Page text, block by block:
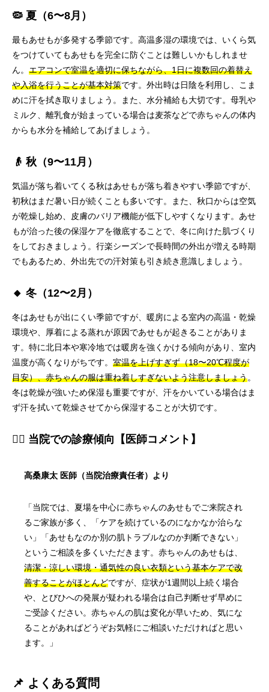
🦠 夏（6〜8月）
最もあせもが多発する季節です。高温多湿の環境では、いくら気
をつけていてもあせもを完全に防ぐことは難しいかもしれませ
ん。 エアコンで室温を適切に保ちながら、1日に複数回の着替え
や入浴を行うことが基本対策です。外出時は日陰を利用し、こま
めに汗を拭き取りましょう。また、水分補給も大切です。母乳や
ミルク、離乳食が始まっている場合は麦茶などで赤ちゃんの体内
からも水分を補給してあげましょう。
👴 秋（9〜11月）
気温が落ち着いてくる秋はあせもが落ち着きやすい季節ですが、
初秋はまだ暑い日が続くことも多いです。また、秋口からは空気
が乾燥し始め、皮膚のバリア機能が低下しやすくなります。あせ
もが治った後の保湿ケアを徹底することで、冬に向けた肌づくり
をしておきましょう。行楽シーズンで長時間の外出が増える時期
でもあるため、外出先での汗対策も引き続き意識しましょう。
🔸 冬（12〜2月）
冬はあせもが出にくい季節ですが、暖房による室内の高温・乾燥
環境や、厚着による蒸れが原因であせもが起きることがありま
す。特に北日本や寒冷地では暖房を強くかける傾向があり、室内
温度が高くなりがちです。 室温を上げすぎず（18〜20℃程度が
目安）、赤ちゃんの服は重ね着しすぎないよう注意しましょう。
冬は乾燥が強いため保湿も重要ですが、汗をかいている場合はま
ず汗を拭いて乾燥させてから保湿することが大切です。
👨‍⚕️ 当院での診療傾向【医師コメント】
高桑康太 医師（当院治療責任者）より
「当院では、夏場を中心に赤ちゃんのあせもでご来院され
るご家族が多く、「ケアを続けているのになかなか治らな
い」「あせもなのか別の肌トラブルなのか判断できない」
というご相談を多くいただきます。赤ちゃんのあせもは、
清潔・涼しい環境・通気性の良い衣類という基本ケアで改
善することがほとんどですが、症状が1週間以上続く場合
や、とびひへの発展が疑われる場合は自己判断せず早めに
ご受診ください。赤ちゃんの肌は変化が早いため、気にな
ることがあればどうぞお気軽にご相談いただければと思い
ます。」
📌 よくある質問